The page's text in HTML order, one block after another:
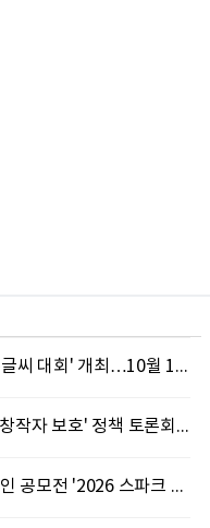
동국대 미당연구소, '제3회 미당시 손글씨 대회' 개최…10월 12일까지 접수
음저협, 국회서 '생성형 AI 시대 음악 창작자 보호' 정책 토론회 10일 개최
성신여대 학부생 '다온' 팀, 국제 디자인 공모전 '2026 스파크 어워드' 동상 수상